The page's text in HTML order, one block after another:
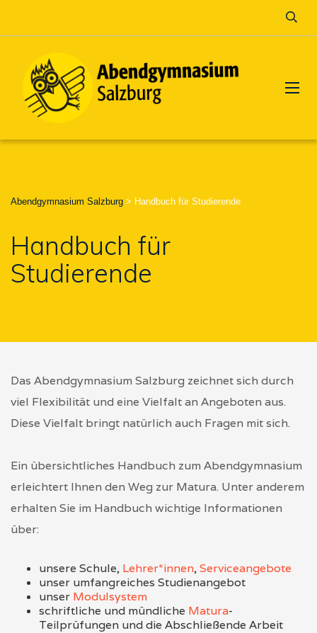
Abendgymnasium Salzburg > Handbuch für Studierende
Handbuch für
Studierende
Das Abendgymnasium Salzburg zeichnet sich durch
viel Flexibilität und eine Vielfalt an Angeboten aus.
Diese Vielfalt bringt natürlich auch Fragen mit sich.
Ein übersichtliches Handbuch zum Abendgymnasium
erleichtert Ihnen den Weg zur Matura. Unter anderem
erhalten Sie im Handbuch wichtige Informationen
über:
unsere Schule, Lehrer*innen,Serviceangebote
unser umfangreiches Studienangebot
unser Modulsystem
schriftliche und mündliche Matura-
Teilprüfungen und die Abschließende Arbeit